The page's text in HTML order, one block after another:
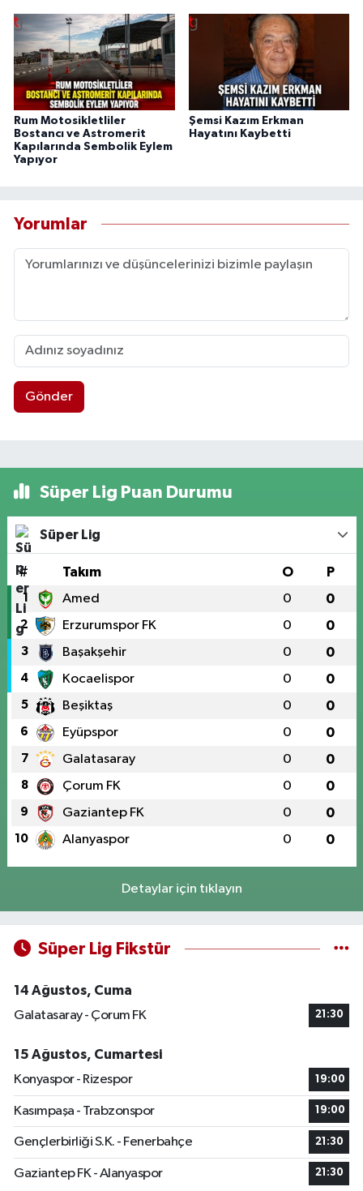
Rum Motosikletliler
Bostancı ve Astromerit
Kapılarında Sembolik Eylem
Yapıyor
Şemsi Kazım Erkman
Hayatını Kaybetti
Yorumlar
Gönder
Süper Lig Puan Durumu
Süper Lig
# Takım O P
1 Amed 0 0
2 Erzurumspor FK 0 0
3 Başakşehir 0 0
4 Kocaelispor 0 0
5 Beşiktaş 0 0
6 Eyüpspor 0 0
7 Galatasaray 0 0
8 Çorum FK 0 0
9 Gaziantep FK 0 0
10 Alanyaspor 0 0
Detaylar için tıklayın
Süper Lig Fikstür
14 Ağustos, Cuma
Galatasaray - Çorum FK
21:30
15 Ağustos, Cumartesi
Konyaspor - Rizespor
19:00
Kasımpaşa - Trabzonspor 19:00
Gençlerbirliği S.K. - Fenerbahçe 21:30
Gaziantep FK - Alanyaspor 21:30